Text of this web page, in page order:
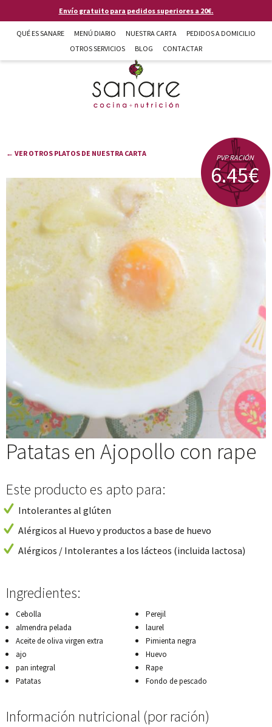
Pasar al contenido principalEnvío gratuito para pedidos superiores a 20€.
QUÉ ES SANARE MENÚ DIARIO NUESTRA CARTA
PEDIDOS A DOMICILIO
OTROS SERVICIOS
BLOG CONTACTAR
Sanare cocina + nutrición en Almería
← VER OTROS PLATOS DE NUESTRA CARTA
Patatas en Ajopollo con rape
Este producto es apto para:
Intolerantes al glúten
Alérgicos al Huevo y productos a base de huevo
Alérgicos / Intolerantes a los lácteos (incluida lactosa)
Ingredientes:
Cebolla
almendra pelada
Aceite de oliva virgen extra
ajo
pan integral
Patatas
Perejil
laurel
Pimienta negra
Huevo
Rape
Fondo de pescado
Información nutricional (por ración)
PVP RACIÓN
6.45€